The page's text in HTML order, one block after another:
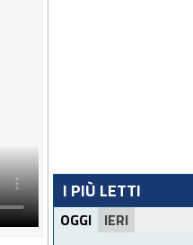
I PIÙ LETTI
OGGI IERI